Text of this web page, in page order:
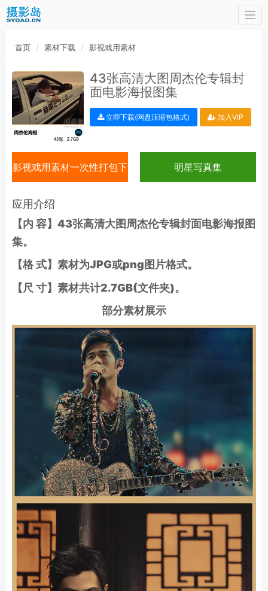
首页 素材下载 影视戏用素材
43张高清大图周杰伦专辑封
面电影海报图集
立即下载(网盘压缩包格式) 加入VIP
影视戏用素材一次性打包下 明星写真集
应用介绍
【内 容】43张高清大图周杰伦专辑封面电影海报图
集。
【格 式】素材为JPG或png图片格式。
【尺 寸】素材共计2.7GB(文件夹)。
部分素材展示